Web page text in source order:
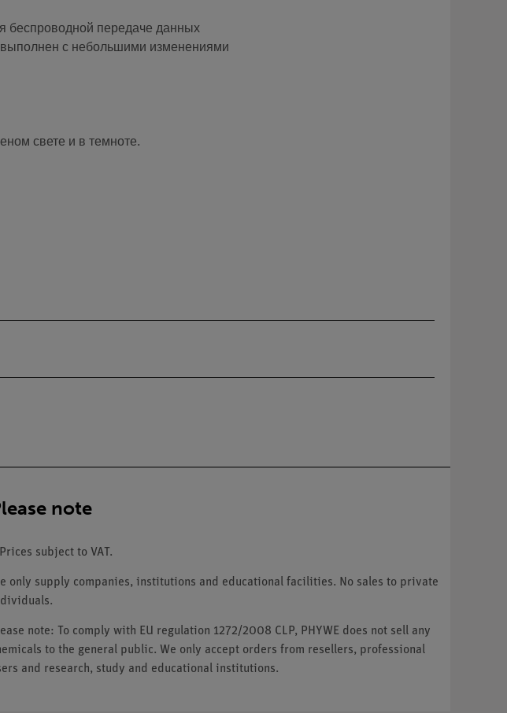
беспроводной передаче данных
с небольшими изменениями
свете и в темноте.
note
subject to VAT.
only supply companies, institutions and educational facilities. No sales to private
note: To comply with EU regulation 1272/2008 CLP, PHYWE does not sell any
to the general public. We only accept orders from resellers, professional
and research, study and educational institutions.